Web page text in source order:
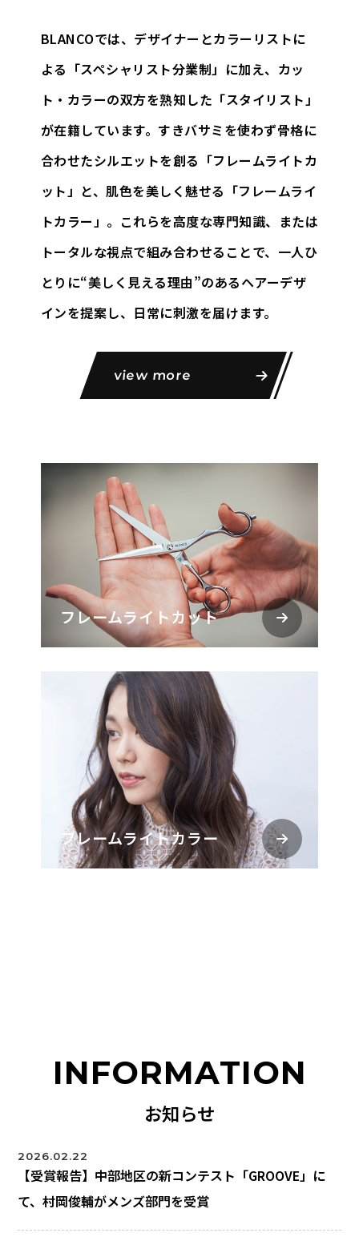
BLANCOでは、デザイナーとカラーリストに
よる「スペシャリスト分業制」に加え、 カッ
ト・カラーの双方を熟知した「スタイリスト」
が在籍しています。 すきバサミを使わず骨格に
合わせたシルエットを創る「フレームライトカ
ット」と、 肌色を美しく魅せる「フレームライ
トカラー」。これらを高度な専門知識、
または
トータルな視点で組み合わせることで、一人ひ
とりに“美しく見える理由”のあるヘアーデザ
インを提案し、日常に刺激を届けます。
view more
フレームライトカット
フレームライトカラー
INFORMATION
お知らせ
2026.02.22
【受賞報告】中部地区の新コンテスト「GROOVE」に
て、村岡俊輔がメンズ部門を受賞